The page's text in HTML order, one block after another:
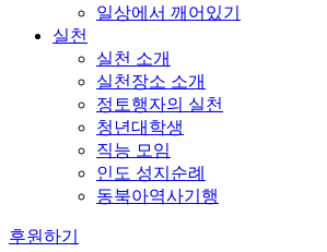
일상에서 깨어있기
실천
실천 소개
실천장소 소개
정토행자의 실천
청년대학생
직능 모임
인도 성지순례
동북아역사기행
후원하기